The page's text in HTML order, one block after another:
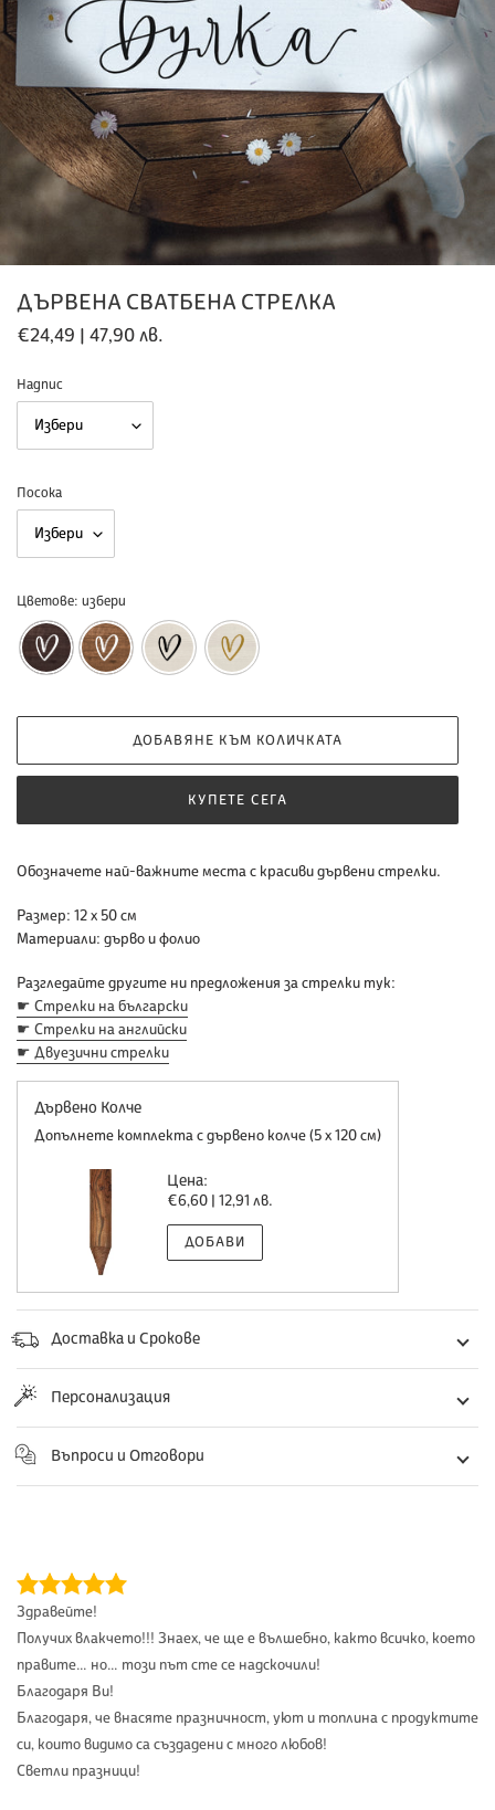
ДЪРВЕНА СВАТБЕНА СТРЕЛКА
Обичайна
€24,49 | 47,90 лв.
Надпис
Посока
Цветове: избери
ДОБАВЯНЕ КЪМ КОЛИЧКАТА
КУПЕТЕ СЕГА
Добавяне
продукт
към
ви
Обозначете най-важните места с красиви дървени стрелки.
Размер: 12 х 50 см
Материали: дърво и фолио
Разгледайте другите ни предложения за стрелки тук:
☛ Стрелки на български
☛ Стрелки на английски
☛ Двуезични стрелки
Дървено Колче
Допълнете комплекта с дървено колче (5 х 120 см)
Цена:
Обичайна
€6,60 | 12,91 лв.
Доставка и Срокове
Персонализация
Въпроси и Отговори
Здравейте!
Получих влакчето!!! Знаех, че ще е вълшебно, както всичко, което
правите… но… този път сте се надскочили!
Благодаря Ви!
Благодаря, че внасяте празничност, уют и топлина с продуктите
си, които видимо са създадени с много любов!
Светли празници!